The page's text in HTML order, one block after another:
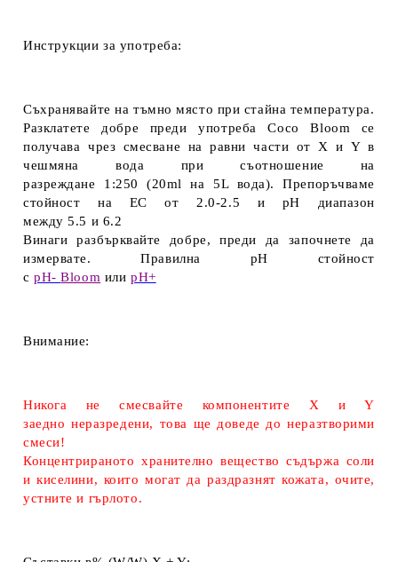
Инструкции за употреба:
Съхранявайте на тъмно място при стайна температура.
Разклатете добре преди употреба Coco Bloom се
получава чрез смесване на равни части от X и Y в
чешмяна вода при съотношение на
разреждане 1:250 (20ml на 5L вода). Препоръчваме
стойност на ЕС от 2.0-2.5 и pH диапазон
между5.5 и 6.2
Винаги разбърквайте добре, преди да започнете да
измервате. Правилна рН стойност
срН-Bloom или pH+
Внимание:
Никога не смесвайте компонентите X и Y
заедно неразредени, това ще доведе до неразтворими
смеси!
Концентрираното хранително вещество съдържа соли
и киселини, които могат да раздразнят кожата, очите,
устните и гърлото.